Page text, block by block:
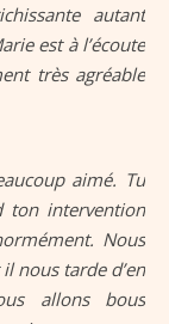
autant
est à l’écoute
très agréable
aimé. Tu
ton intervention
Nous
nous tarde d’en
allons bous